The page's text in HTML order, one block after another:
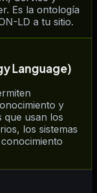
Es la ontología
LD a tu sitio.
Language)
y
que usan los
los sistemas